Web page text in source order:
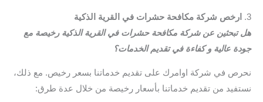
3.
ارخص شركة مكافحة حشرات في القرية الذكية
هل تبحثين عن شركة مكافحة حشرات في القرية الذكية رخيصة مع
جودة عالية و كفاءة في تقديم الخدمات؟
نحرص في شركة اوامرك على تقديم خدماتنا بسعر رخيص. مع ذلك،
نستفيد من تقديم خدماتنا بأسعار رخيصة من خلال عدة طرق: